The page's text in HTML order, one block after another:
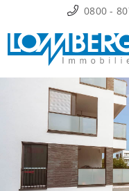
Inhalt
springen
0800 -